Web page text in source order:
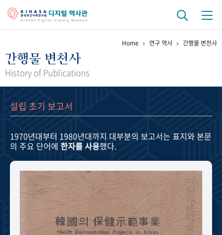
걸어온 길 기관 변천사
정책과 연구 키워드로 보는 연구 역사
연구자들
기록물 아카이브
사진 아카이브 문서 기록물 행정박물 영상 기록물
주년 기념
성과 50선 숫자로 보는 50년 50+1주년 광장
Home 연구 역사 간행물 변천사
간행물 변천사
History of Publications
설립 초기 보고서
1970년대부터 1980년대까지 대부분의 보고서는 표지와 본문
의 주요 단어에 한자를 사용했다.